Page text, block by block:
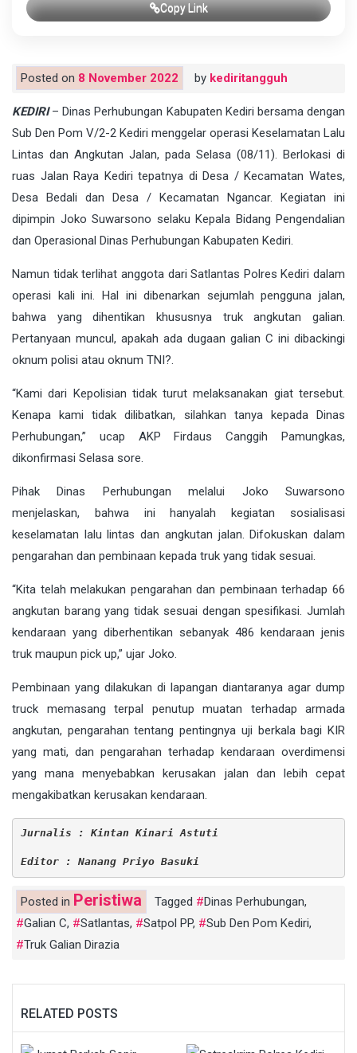
Copy Link
Posted on 8 November 2022 by kediritangguh
KEDIRI– Dinas Perhubungan Kabupaten Kediri bersama dengan
Sub Den Pom V/2-2 Kediri menggelar operasi Keselamatan Lalu
Lintas dan Angkutan Jalan, pada Selasa (08/11). Berlokasi di
ruas Jalan Raya Kediri tepatnya di Desa / Kecamatan Wates,
Desa Bedali dan Desa / Kecamatan Ngancar. Kegiatan ini
dipimpin Joko Suwarsono selaku Kepala Bidang Pengendalian
dan Operasional Dinas Perhubungan Kabupaten Kediri.
Namun tidak terlihat anggota dari Satlantas Polres Kediri dalam
operasi kali ini. Hal ini dibenarkan sejumlah pengguna jalan,
bahwa yang dihentikan khususnya truk angkutan galian.
Pertanyaan muncul, apakah ada dugaan galian C ini dibackingi
oknum polisi atau oknum TNI?.
“Kami dari Kepolisian tidak turut melaksanakan giat tersebut.
Kenapa kami tidak dilibatkan, silahkan tanya kepada Dinas
Perhubungan,” ucap AKP Firdaus Canggih Pamungkas,
dikonfirmasi Selasa sore.
Pihak Dinas Perhubungan melalui Joko Suwarsono
menjelaskan, bahwa ini hanyalah kegiatan sosialisasi
keselamatan lalu lintas dan angkutan jalan. Difokuskan dalam
pengarahan dan pembinaan kepada truk yang tidak sesuai.
“Kita telah melakukan pengarahan dan pembinaan terhadap 66
angkutan barang yang tidak sesuai dengan spesifikasi. Jumlah
kendaraan yang diberhentikan sebanyak 486 kendaraan jenis
truk maupun pick up,” ujar Joko.
Pembinaan yang dilakukan di lapangan diantaranya agar dump
truck memasang terpal penutup muatan terhadap armada
angkutan, pengarahan tentang pentingnya uji berkala bagi KIR
yang mati, dan pengarahan terhadap kendaraan overdimensi
yang mana menyebabkan kerusakan jalan dan lebih cepat
mengakibatkan kerusakan kendaraan.
Jurnalis : Kintan Kinari Astuti
Editor : Nanang Priyo Basuki
Posted in Peristiwa Tagged Dinas Perhubungan,
Galian C, Satlantas, Satpol PP, Sub Den Pom Kediri,
Truk Galian Dirazia
RELATED POSTS